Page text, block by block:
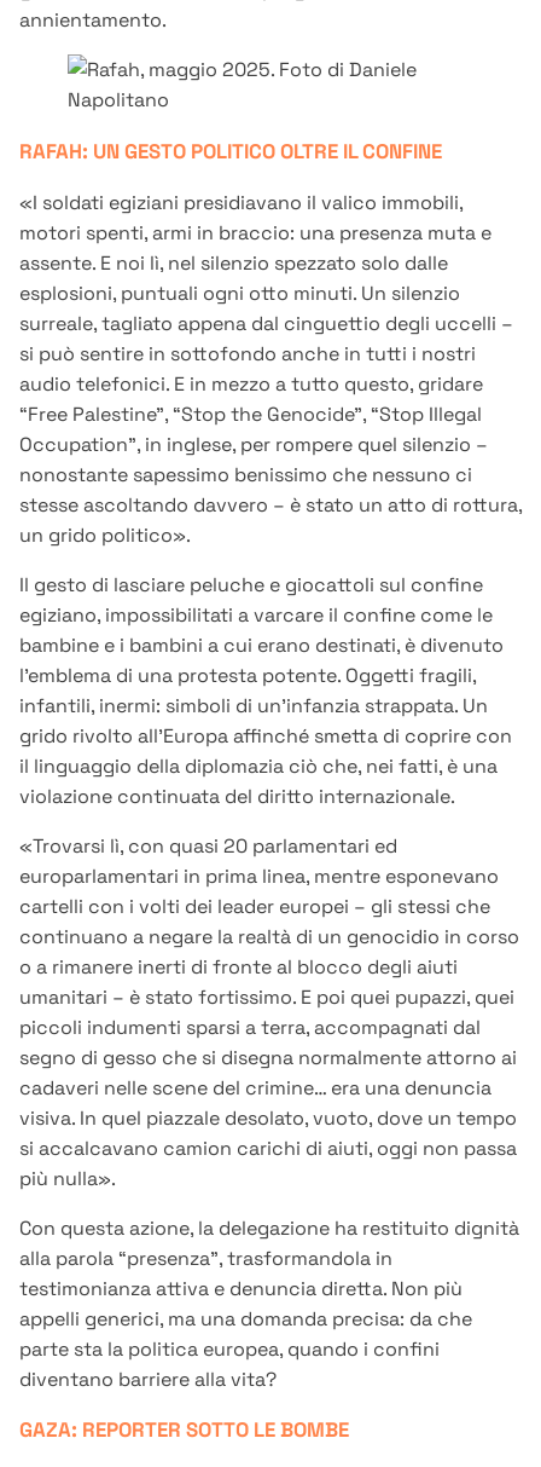
annientamento.
RAFAH: UN GESTO POLITICO OLTRE IL CONFINE
«I soldati egiziani presidiavano il valico immobili,
motori spenti, armi in braccio: una presenza muta e
assente. E noi lì, nel silenzio spezzato solo dalle
esplosioni, puntuali ogni otto minuti. Un silenzio
surreale, tagliato appena dal cinguettio degli uccelli –
si può sentire in sottofondo anche in tutti i nostri
audio telefonici. E in mezzo a tutto questo, gridare
“Free Palestine”, “Stop the Genocide”, “Stop Illegal
Occupation”, in inglese, per rompere quel silenzio –
nonostante sapessimo benissimo che nessuno ci
stesse ascoltando davvero – è stato un atto di rottura,
un grido politico».
Il gesto di lasciare peluche e giocattoli sul confine
egiziano, impossibilitati a varcare il confine come le
bambine e i bambini a cui erano destinati, è divenuto
l’emblema di una protesta potente. Oggetti fragili,
infantili, inermi: simboli di un’infanzia strappata. Un
grido rivolto all’Europa affinché smetta di coprire con
il linguaggio della diplomazia ciò che, nei fatti, è una
violazione continuata del diritto internazionale.
«Trovarsi lì, con quasi 20 parlamentari ed
europarlamentari in prima linea, mentre esponevano
cartelli con i volti dei leader europei – gli stessi che
continuano a negare la realtà di un genocidio in corso
o a rimanere inerti di fronte al blocco degli aiuti
umanitari – è stato fortissimo. E poi quei pupazzi, quei
piccoli indumenti sparsi a terra, accompagnati dal
segno di gesso che si disegna normalmente attorno ai
cadaveri nelle scene del crimine… era una denuncia
visiva. In quel piazzale desolato, vuoto, dove un tempo
si accalcavano camion carichi di aiuti, oggi non passa
più nulla».
Con questa azione, la delegazione ha restituito dignità
alla parola “presenza”, trasformandola in
testimonianza attiva e denuncia diretta. Non più
appelli generici, ma una domanda precisa: da che
parte sta la politica europea, quando i confini
diventano barriere alla vita?
GAZA: REPORTER SOTTO LE BOMBE